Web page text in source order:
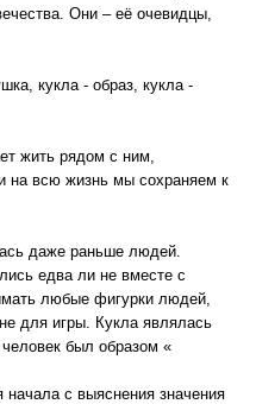
Они – её очевидцы,
кукла - образ, кукла -
жить рядом с ним,
на всю жизнь мы сохраняем к
даже раньше людей.
едва ли не вместе с
любые фигурки людей,
для игры. Кукла являлась
был образом «
с выяснения значения